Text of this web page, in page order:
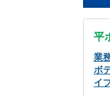
平
業
ボ
イ